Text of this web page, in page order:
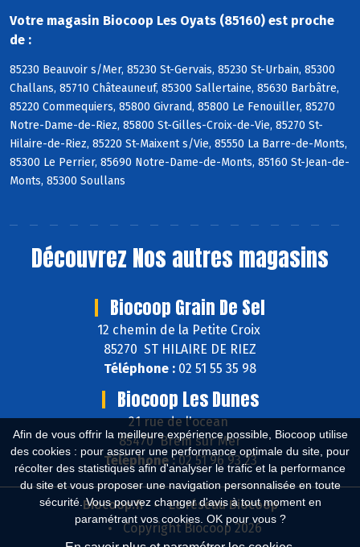
Afin de vous offrir la meilleure expérience possible, Biocoop utilise
des cookies : pour assurer une performance optimale du site, pour
récolter des statistiques afin d'analyser le trafic et la performance
du site et vous proposer une navigation personnalisée en toute
sécurité. Vous pouvez changer d'avis à tout moment en
paramétrant vos cookies. OK pour vous ?
Votre magasin Biocoop Les Oyats (85160) est proche
de :
85230 Beauvoir s/Mer, 85230 St-Gervais, 85230 St-Urbain, 85300
Challans, 85710 Châteauneuf, 85300 Sallertaine, 85630 Barbâtre,
85220 Commequiers, 85800 Givrand, 85800 Le Fenouiller, 85270
Notre-Dame-de-Riez, 85800 St-Gilles-Croix-de-Vie, 85270 St-
Hilaire-de-Riez, 85220 St-Maixent s/Vie, 85550 La Barre-de-Monts,
85300 Le Perrier, 85690 Notre-Dame-de-Monts, 85160 St-Jean-de-
Monts, 85300 Soullans
Découvrez Nos autres magasins
Biocoop Grain De Sel
12 chemin de la Petite Croix
85270 ST HILAIRE DE RIEZ
Téléphone : 02 51 55 35 98
Biocoop Les Dunes
21 rue de l'ocean
85470 Brem sur Mer
Téléphone :02 51 96 93 23
Biocoop.fr
Le réseau Biocoop
Copyright Biocoop 2026